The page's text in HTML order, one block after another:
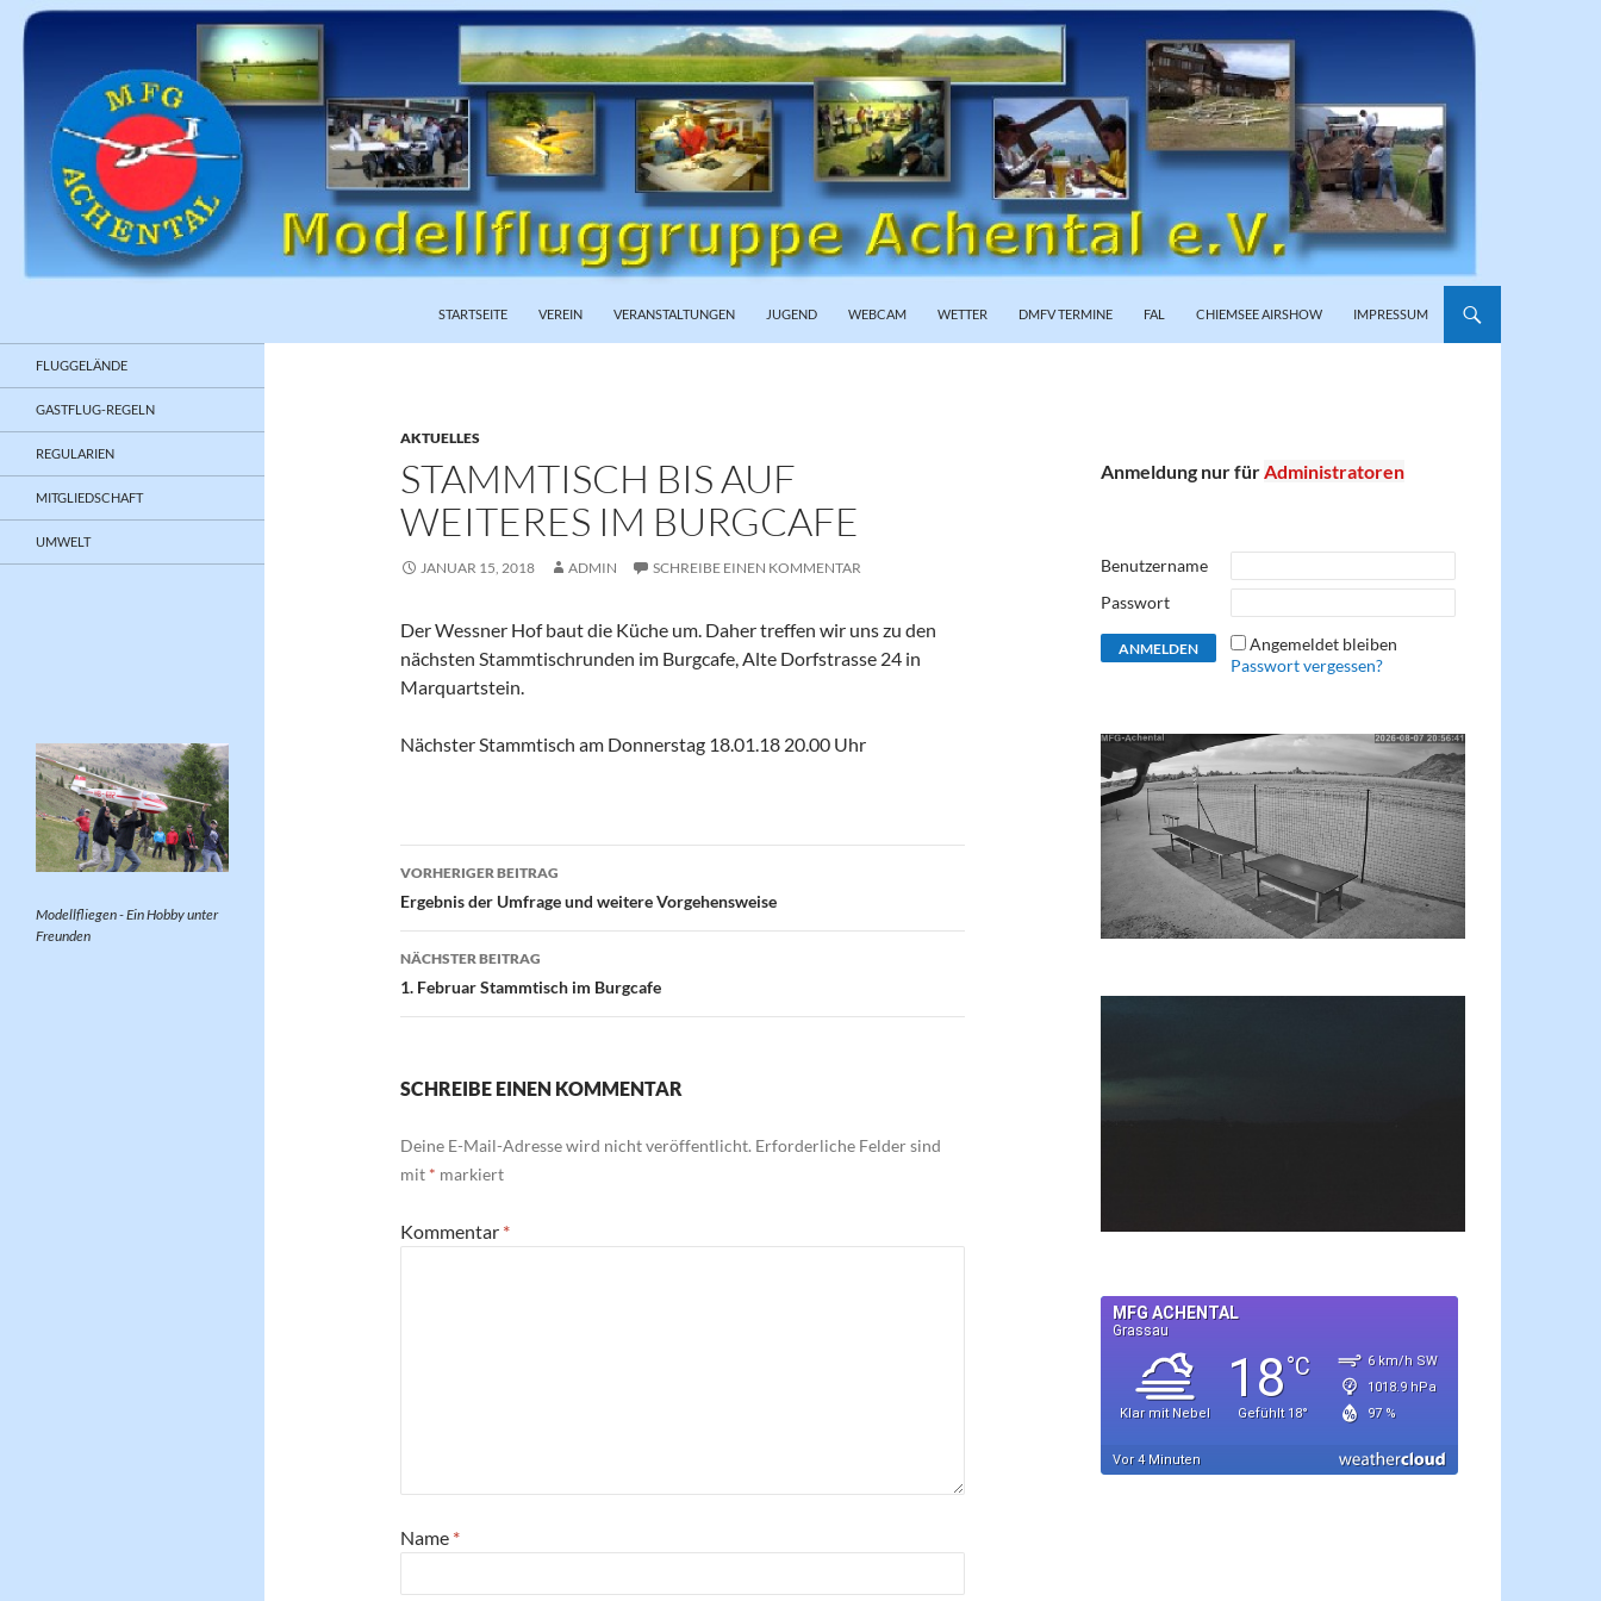
STARTSEITE
VEREIN VERANSTALTUNGEN JUGEND WEBCAM WETTER DMFV TERMINE FAL CHIEMSEE AIRSHOW IMPRESSUM
AKTUELLES
STAMMTISCH BIS AUF
WEITERES IM BURGCAFE
JANUAR 15, 2018 ADMIN SCHREIBE EINEN KOMMENTAR
Der Wessner Hof baut die Küche um. Daher treffen wir uns zu den
nächsten Stammtischrunden im Burgcafe, Alte Dorfstrasse 24 in
Marquartstein.
Nächster Stammtisch am Donnerstag 18.01.18 20.00 Uhr
Beitragsnavigation
VORHERIGER BEITRAG
Ergebnis der Umfrage und weitere Vorgehensweise
NÄCHSTER BEITRAG
1. Februar Stammtisch im Burgcafe
SCHREIBE EINEN KOMMENTAR
Deine E-Mail-Adresse wird nicht veröffentlicht. Erforderliche Felder sind
mit * markiert
Kommentar *
Name *
Anmeldung nur fürAdministratoren
Benutzername
Passwort
Angemeldet bleiben
Passwort vergessen?
FLUGGELÄNDE
GASTFLUG-REGELN
REGULARIEN
MITGLIEDSCHAFT
UMWELT
Modellfliegen - Ein Hobby unter
Freunden